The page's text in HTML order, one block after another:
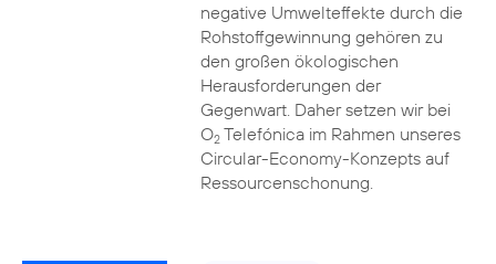
negative Umwelteffekte durch die
Rohstoffgewinnung gehören zu
den großen ökologischen
Herausforderungen der
Gegenwart. Daher setzen wir bei
O2Telefónica im Rahmen unseres
Circular-Economy-Konzepts auf
Ressourcenschonung.